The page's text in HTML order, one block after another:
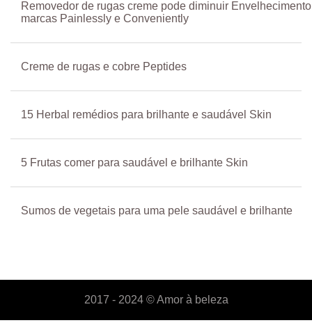
Removedor de rugas creme pode diminuir Envelhecimento
marcas Painlessly e Conveniently
Creme de rugas e cobre Peptides
15 Herbal remédios para brilhante e saudável Skin
5 Frutas comer para saudável e brilhante Skin
Sumos de vegetais para uma pele saudável e brilhante
2017 - 2024 ©Amor à beleza